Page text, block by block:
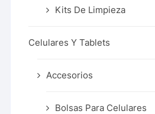
Kits De Limpieza
Celulares Y Tablets
Accesorios
Bolsas Para Celulares